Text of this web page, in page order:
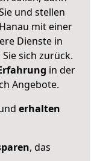
und stellen
mit einer
Dienste in
sich zurück.
in der
Angebote.
erhalten
, das